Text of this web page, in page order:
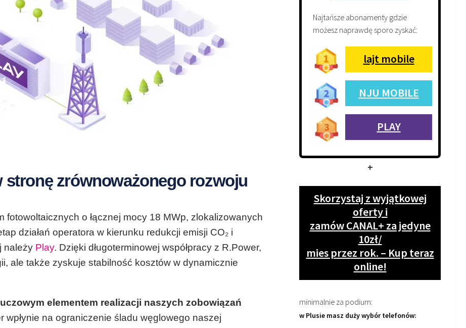
stronę zrównoważonego rozwoju
o łącznej mocy 18 MWp, zlokalizowanych
działań operatora w kierunku redukcji emisji CO₂ i
należy Play. Dzięki długoterminowej współpracy z R.Power,
ale także zyskuje stabilność kosztów w dynamicznie
elementem realizacji naszych zobowiązań
wpłynie na ograniczenie śladu węglowego naszej
Najtańsze abonamenty gdzie
możesz naprawdę sporo zyskać:
lajt mobile
NJU MOBILE
PLAY
+
Skorzystaj z wyjątkowej
oferty i
zamów CANAL+ za jedyne
10zł/
mies przez rok. – Kup teraz
online!
minimalnie za podium:
w Plusie masz duży wybór telefonów: